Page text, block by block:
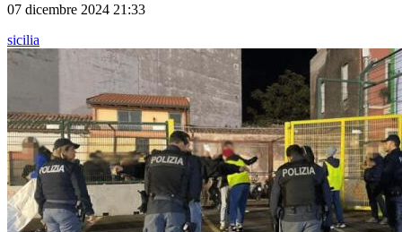
07 dicembre 2024 21:33
sicilia